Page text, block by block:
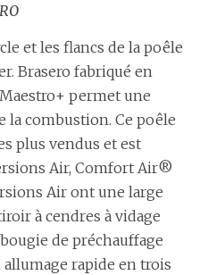
et les flancs de la poêle
Brasero fabriqué en
permet une
combustion. Ce poêle
plus vendus et est
Air, Comfort Air®
Air ont une large
à cendres à vidage
de préchauffage
rapide en trois